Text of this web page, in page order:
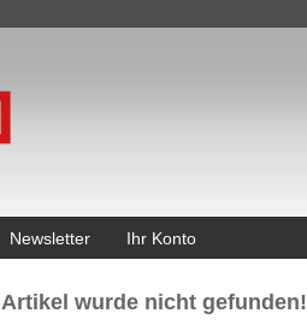
Newsletter Ihr Konto
Artikel wurde nicht gefunden!